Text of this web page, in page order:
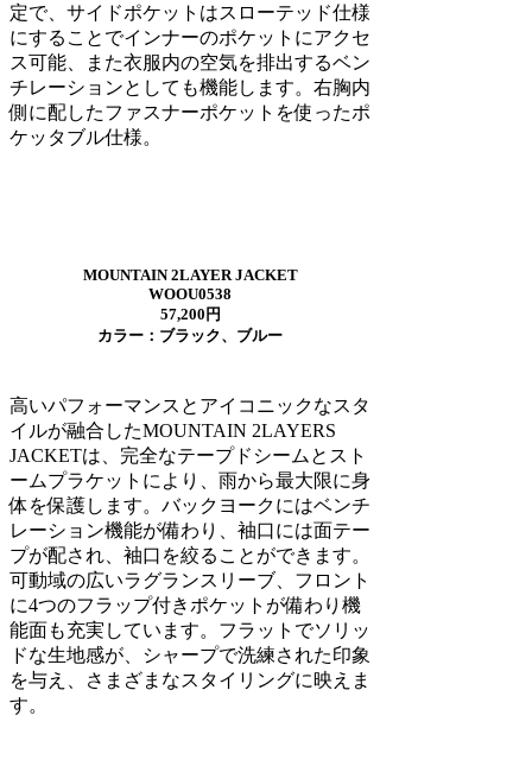
定で、サイドポケットはスローテッド仕様
にすることでインナーのポケットにアクセ
ス可能、また衣服内の空気を排出するベン
チレーションとしても機能します。右胸内
側に配したファスナーポケットを使ったポ
ケッタブル仕様。
MOUNTAIN 2LAYER JACKET
WOOU0538
57,200円
カラー：ブラック、ブルー
高いパフォーマンスとアイコニックなスタ
イルが融合したMOUNTAIN 2LAYERS
JACKETは、完全なテープドシームとスト
ームプラケットにより、雨から最大限に身
体を保護します。バックヨークにはベンチ
レーション機能が備わり、袖口には面テー
プが配され、袖口を絞ることができます。
可動域の広いラグランスリーブ、フロント
に4つのフラップ付きポケットが備わり機
能面も充実しています。フラットでソリッ
ドな生地感が、シャープで洗練された印象
を与え、さまざまなスタイリングに映えま
す。